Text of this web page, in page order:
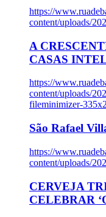
https://
content/uploads/
A
CASAS
https://
content/uploads/
fileminimizer-
São Rafael
https://
content/uploads/
CERVEJA
CELEBRAR